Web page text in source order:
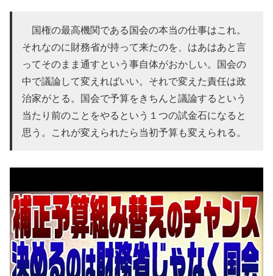
国権の最高機関である国会の本当の仕事はこれ。
それなのに財務省が持って来たのを、はあはあと言
ってそのまま通すという事自体がおかしい。国会の
中で議論して変えればいい。それで変えた責任は政
治家がとる。国会で予算をきちんと議論するという
当たり前のことをやるという１つの試金石になると
思う。これが変えられたら当初予算も変えられる。